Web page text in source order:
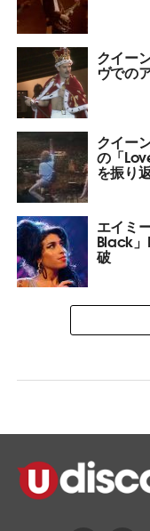
クイー
ヴでの
クイー
の「
を振り
エイミ
Black
破